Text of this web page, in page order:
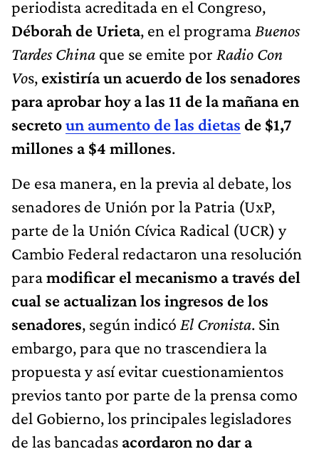
periodista acreditada en el Congreso,
Déborah de Urieta, en el programa Buenos
Tardes China que se emite por Radio Con
Vos, existiría un acuerdo de los senadores
para aprobar hoy a las 11 de la mañana en
secretoun aumento de las dietas de $1,7
millones a $4 millones.
De esa manera, en la previa al debate, los
senadores de Unión por la Patria (UxP,
parte de la Unión Cívica Radical (UCR) y
Cambio Federal redactaron una resolución
paramodificar el mecanismo a través del
cual se actualizan los ingresos de los
senadores, según indicó El Cronista. Sin
embargo, para que no trascendiera la
propuesta y así evitar cuestionamientos
previos tanto por parte de la prensa como
del Gobierno, los principales legisladores
de las bancadas acordaron no dar a